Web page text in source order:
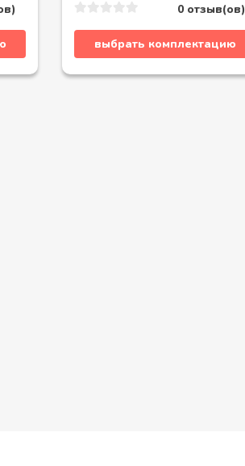
0 отзыв(ов)
выбрать комплектацию